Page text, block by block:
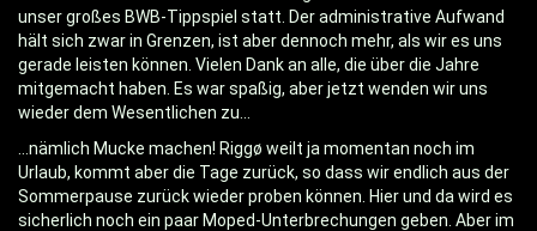
unser großes BWB-Tippspiel statt. Der administrative Aufwand
hält sich zwar in Grenzen, ist aber dennoch mehr, als wir es uns
gerade leisten können. Vielen Dank an alle, die über die Jahre
mitgemacht haben. Es war spaßig, aber jetzt wenden wir uns
wieder dem Wesentlichen zu...
...nämlich Mucke machen! Riggø weilt ja momentan noch im
Urlaub, kommt aber die Tage zurück, so dass wir endlich aus der
Sommerpause zurück wieder proben können. Hier und da wird es
sicherlich noch ein paar Moped-Unterbrechungen geben. Aber im